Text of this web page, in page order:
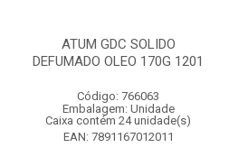
ATUM GDC SOLIDO
DEFUMADO OLEO 170G 1201
Código: 766063
Embalagem: Unidade
Caixa contém 24 unidade(s)
EAN: 7891167012011